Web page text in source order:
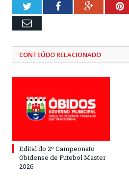
TwitterFacebookGoogle+
Email
CONTEÚDO RELACIONADO
Edital do 2º Campeonato
Obidense de Futebol Master
2026